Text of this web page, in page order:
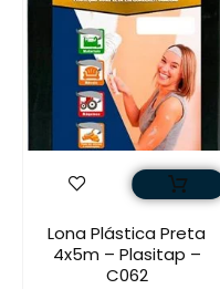
Lona Plástica Preta
4x5m – Plasitap –
C062